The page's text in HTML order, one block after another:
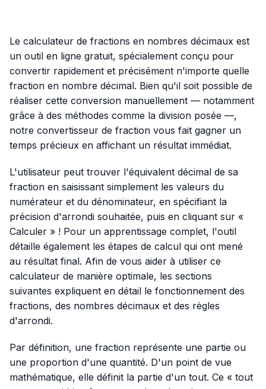
Le calculateur de fractions en nombres décimaux est
un outil en ligne gratuit, spécialement conçu pour
convertir rapidement et précisément n'importe quelle
fraction en nombre décimal. Bien qu'il soit possible de
réaliser cette conversion manuellement — notamment
grâce à des méthodes comme la division posée —,
notre convertisseur de fraction vous fait gagner un
temps précieux en affichant un résultat immédiat.
L'utilisateur peut trouver l'équivalent décimal de sa
fraction en saisissant simplement les valeurs du
numérateur et du dénominateur, en spécifiant la
précision d'arrondi souhaitée, puis en cliquant sur «
Calculer » ! Pour un apprentissage complet, l'outil
détaille également les étapes de calcul qui ont mené
au résultat final. Afin de vous aider à utiliser ce
calculateur de manière optimale, les sections
suivantes expliquent en détail le fonctionnement des
fractions, des nombres décimaux et des règles
d'arrondi.
Par définition, une fraction représente une partie ou
une proportion d'une quantité. D'un point de vue
mathématique, elle définit la partie d'un tout. Ce « tout